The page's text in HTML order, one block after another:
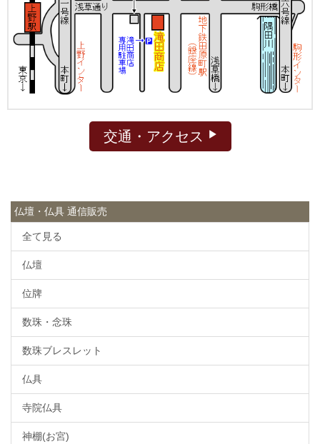
交通・アクセス
仏壇・仏具 通信販売
全て見る
仏壇
位牌
数珠・念珠
数珠ブレスレット
仏具
寺院仏具
神棚(お宮)